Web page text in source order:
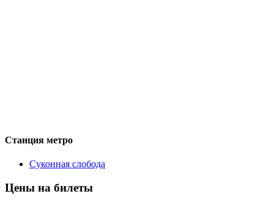
Станция метро
Суконная слобода
Цены на билеты